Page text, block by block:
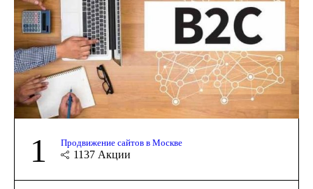
1 Продвижение сайтов в Москве
1137 Акции